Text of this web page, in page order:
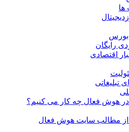
فعال چه کار می کنیم؟
مطالب سایت هوش فعال